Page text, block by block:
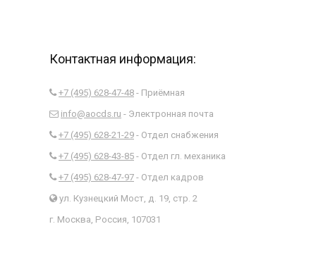
Контактная информация:
+7 (495) 628-47-48 - Приёмная
info@aocds.ru - Электронная почта
+7 (495) 628-21-29 - Отдел снабжения
+7 (495) 628-43-85 - Отдел гл. механика
+7 (495) 628-47-97 - Отдел кадров
ул. Кузнецкий Мост, д. 19, стр. 2
г. Москва, Россия, 107031